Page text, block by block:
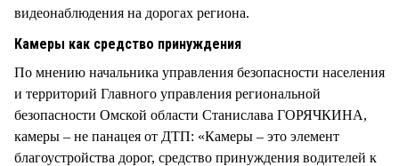
видеонаблюдения на дорогах региона.
Камеры как средство принуждения
По мнению начальника управления безопасности населения
и территорий Главного управления региональной
безопасности Омской области Станислава ГОРЯЧКИНА,
камеры – не панацея от ДТП: «Камеры – это элемент
благоустройства дорог, средство принуждения водителей к